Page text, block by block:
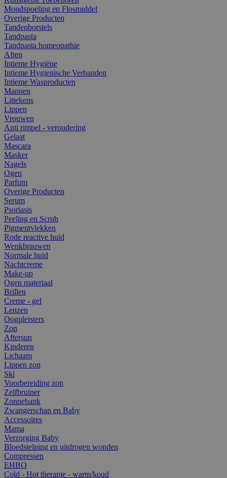
Mondspoeling en Flosmiddel
Overige Producten
Tandenborstels
Tandpasta
Tandpasta homeopathie
Aften
Intieme Hygiëne
Intieme Hygienische Verbanden
Intieme Wasproducten
Mannen
Littekens
Lippen
Vrouwen
Anti rimpel - veroudering
Gelaat
Mascara
Masker
Nagels
Ogen
Parfum
Overige Producten
Serum
Psoriasis
Peeling en Scrub
Pigmentvlekken
Rode reactive huid
Wenkbrauwen
Normale huid
Nachtcreme
Make-up
Ogen materiaal
Brillen
Creme - gel
Lenzen
Oogpleisters
Zon
Aftersun
Kinderen
Lichaam
Lippen zon
Ski
Voorbereiding zon
Zelfbruiner
Zonnebank
Zwangerschap en Baby
Accessoires
Mama
Verzorging Baby
Bloedstelping en uitdrogen wonden
Compressen
EHBO
Cold - Hot therapie - warm/koud